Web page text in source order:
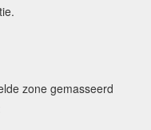
zone gemasseerd